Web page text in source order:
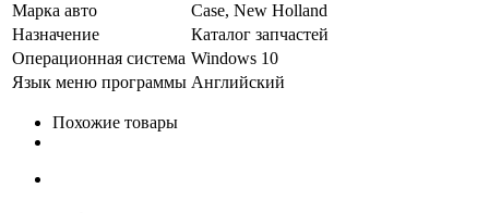
Марка авто
Case, New Holland
Назначение
Каталог запчастей
Операционная система Windows 10
Язык меню программы Английский
Похожие товары